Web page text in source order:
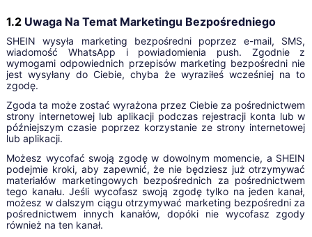
1.2 Uwaga Na Temat Marketingu Bezpośredniego
SHEIN wysyła marketing bezpośredni poprzez e-mail, SMS,
wiadomość WhatsApp i powiadomienia push. Zgodnie z
wymogami odpowiednich przepisów marketing bezpośredni nie
jest wysyłany do Ciebie, chyba że wyraziłeś wcześniej na to
zgodę.
Zgoda ta może zostać wyrażona przez Ciebie za pośrednictwem
strony internetowej lub aplikacji podczas rejestracji konta lub w
późniejszym czasie poprzez korzystanie ze strony internetowej
lub aplikacji.
Możesz wycofać swoją zgodę w dowolnym momencie, a SHEIN
podejmie kroki, aby zapewnić, że nie będziesz już otrzymywać
materiałów marketingowych bezpośrednich za pośrednictwem
tego kanału. Jeśli wycofasz swoją zgodę tylko na jeden kanał,
możesz w dalszym ciągu otrzymywać marketing bezpośredni za
pośrednictwem innych kanałów, dopóki nie wycofasz zgody
również na ten kanał.